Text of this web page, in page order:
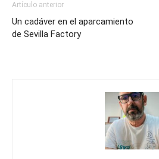
Artículo anterior
Un cadáver en el aparcamiento
de Sevilla Factory